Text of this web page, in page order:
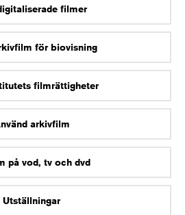
filmer
för biovisning
filmrättigheter
arkivfilm
på vod, tv och dvd
Utställningar